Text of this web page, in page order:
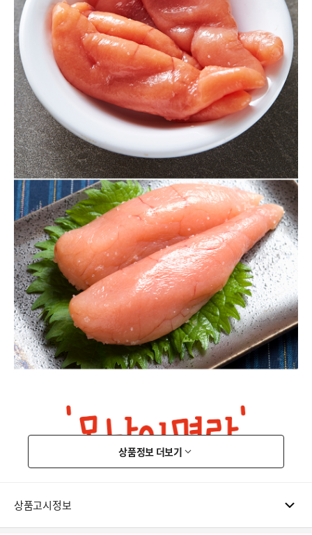
상품정보 더보기
상품고시정보